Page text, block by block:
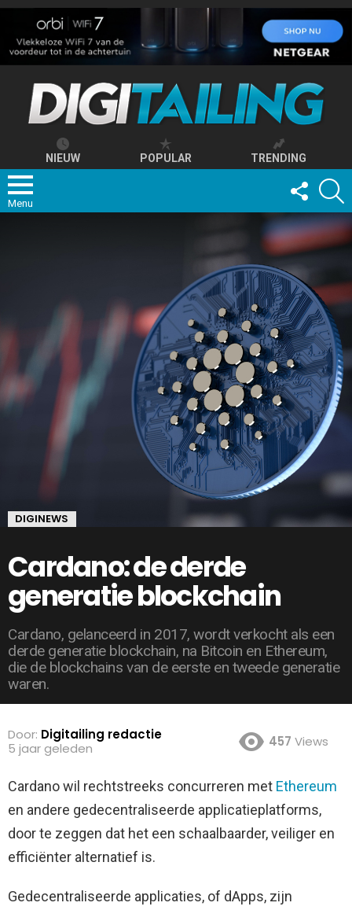
NIEUW POPULAR TRENDING
Menu
FOLLOW
US
DIGINEWS
Cardano: de derde
generatie blockchain
Cardano, gelanceerd in 2017, wordt verkocht als een
derde generatie blockchain, na Bitcoin en Ethereum,
die de blockchains van de eerste en tweede generatie
waren.
Door: Digitailing redactie
5 jaar geleden
457 Views
Cardano wil rechtstreeks concurreren met Ethereum
en andere gedecentraliseerde applicatieplatforms,
door te zeggen dat het een schaalbaarder, veiliger en
efficiënter alternatief is.
Gedecentraliseerde applicaties, of dApps, zijn